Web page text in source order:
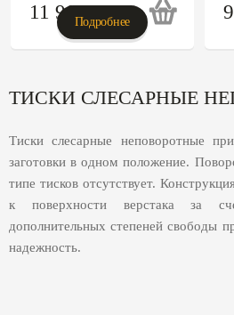
11 907p
Подробнее
ТИСКИ СЛЕСАРНЫЕ
Тиски слесарные неповоротные
заготовки в одном положение.
типе тисков отсутствует.
к поверхности верстака за
дополнительных степеней свободы
надежность.